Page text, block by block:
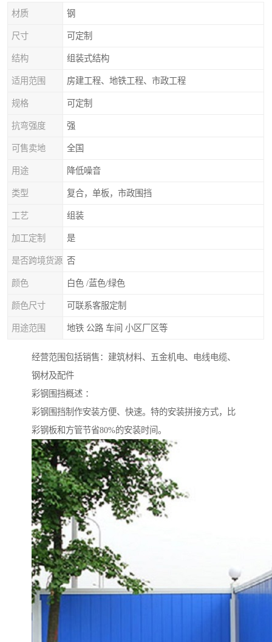
材质 钢
尺寸 可定制
结构 组装式结构
适用范围 房建工程、地铁工程、市政工程
规格 可定制
抗弯强度 强
可售卖地 全国
用途 降低噪音
类型 复合，单板，市政围挡
工艺 组装
加工定制 是
是否跨境货源 否
颜色 白色 /蓝色/绿色
颜色尺寸 可联系客服定制
用途范围 地铁 公路 车间 小区厂区等
经营范围包括销售：建筑材料、五金机电、电线电缆、
钢材及配件
彩钢围挡概述 ：
彩钢围挡制作安装方便、快速。特的安装拼接方式，比
彩钢板和方管节省80%的安装时间。